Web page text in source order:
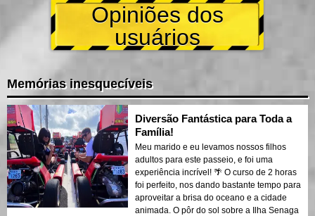
Opiniões dos
usuários
Memórias inesquecíveis
Diversão Fantástica para Toda a
Família!
Meu marido e eu levamos nossos filhos
adultos para este passeio, e foi uma
experiência incrível! 🌴 O curso de 2 horas
foi perfeito, nos dando bastante tempo para
aproveitar a brisa do oceano e a cidade
animada. O pôr do sol sobre a Ilha Senaga